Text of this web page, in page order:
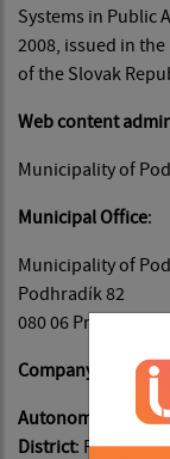
Systems in Public
2008, issued in
of the Slovak
Web content
Municipality of
Municipal Office:
Municipality of
Podhradík 82
080 06 Prešov
Company
Autonomous
District: Prešov​​​​​​​